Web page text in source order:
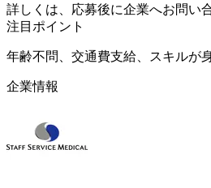
詳しくは、応募後に企業へお問い
注目ポイント
年齢不問、交通費支給、スキルが
企業情報